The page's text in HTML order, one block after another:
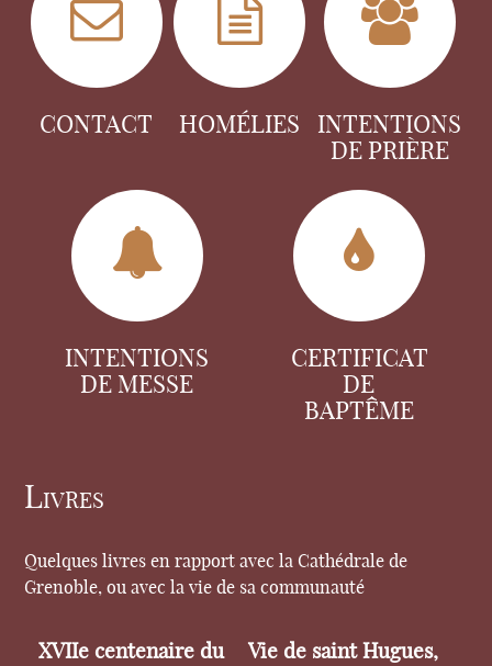
CONTACT HOMÉLIES
INTENTIONS
DE PRIÈRE
INTENTIONS
DE MESSE
CERTIFICAT
DE
BAPTÊME
Livres
Quelques livres en rapport avec la Cathédrale de
Grenoble, ou avec la vie de sa communauté
XVIIe centenaire du
Vie de saint Hugues,